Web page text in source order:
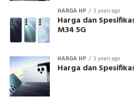
HARGA HP 3 years ago
Harga dan
M34 5G
HARGA HP 3 years ago
Harga dan